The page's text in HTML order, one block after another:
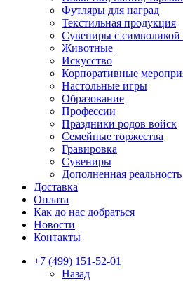
Футляры для наград
Текстильная продукция
Сувениры с символикой
Животные
Искусство
Корпоративные
Настольные игры
Образование
Профессии
Праздники родов войск
Семейные торжества
Гравировка
Сувениры
Дополненная реальность
Доставка
Оплата
Как до нас добраться
Новости
Контакты
+7 (499) 151-52-01
Назад